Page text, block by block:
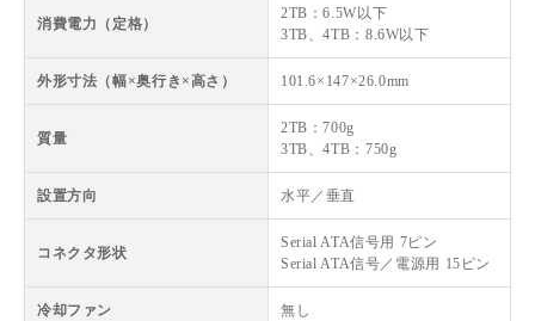
消費電力（定格）
2TB：6.5W以下
3TB、4TB：8.6W以下
外形寸法（幅×奥行き×高さ） 101.6×147×26.0mm
質量
2TB：700g
3TB、4TB：750g
設置方向 水平／垂直
コネクタ形状
Serial ATA信号用 7ピン
Serial ATA信号／電源用 15ピン
冷却ファン 無し